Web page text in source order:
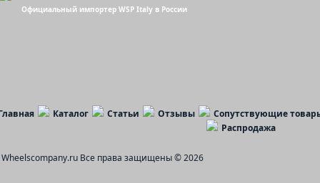
Официальный импортер WSP Italy в России
Каталог Статьи Отзывы
Сопутствующие
Распродажа
Wheelscompany.ru Все права защищены © 2026